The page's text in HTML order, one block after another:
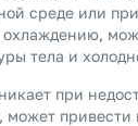
среде или
тела и
при
может привести